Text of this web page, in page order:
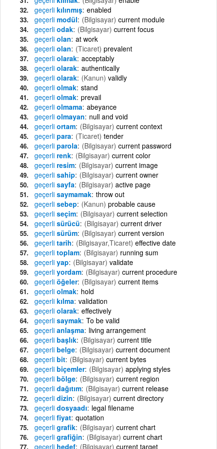
geçerli kılınmış enabled
geçerli modül (Bilgisayar) current module
geçerli odak (Bilgisayar) current focus
geçerli olan at work
geçerli olan (Ticaret) prevalent
geçerli olarak acceptably
geçerli olarak authentically
geçerli olarak (Kanun) validly
geçerli olmak stand
geçerli olmak prevail
geçerli olmama abeyance
geçerli olmayan null and void
geçerli ortam (Bilgisayar) current context
geçerli para (Ticaret) tender
geçerli parola (Bilgisayar) current password
geçerli renk (Bilgisayar) current color
geçerli resim (Bilgisayar) current image
geçerli sahip (Bilgisayar) current owner
geçerli sayfa (Bilgisayar) active page
geçerli saymamak throw out
geçerli sebep (Kanun) probable cause
geçerli seçim (Bilgisayar) current selection
geçerli sürücü (Bilgisayar) current driver
geçerli sürüm (Bilgisayar) current version
geçerli tarih (Bilgisayar,Ticaret) effective date
geçerli toplam (Bilgisayar) running sum
geçerli yap (Bilgisayar) validate
geçerli yordam (Bilgisayar) current procedure
geçerli öğeler (Bilgisayar) current items
geçerli olmak hold
geçerli kılma validation
geçerli olarak effectively
geçerli saymak To be valid
geçerli anlaşma living arrangement
geçerli başlık (Bilgisayar) current title
geçerli belge (Bilgisayar) current document
geçerli bit (Bilgisayar) current bytes
geçerli biçemler (Bilgisayar) applying styles
geçerli bölge (Bilgisayar) current region
geçerli dağıtım (Bilgisayar) current release
geçerli dizin (Bilgisayar) current directory
geçerli dosyaadı legal filename
geçerli fiyat quotation
geçerli grafik (Bilgisayar) current chart
geçerli grafiğin (Bilgisayar) current chart
geçerli hedef (Bilgisayar) current target